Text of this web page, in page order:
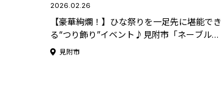
2026.02.26
【豪華絢爛！】ひな祭りを一足先に堪能でき
る“つり飾り”イベント♪見附市「ネーブルみ
つけ」
見附市